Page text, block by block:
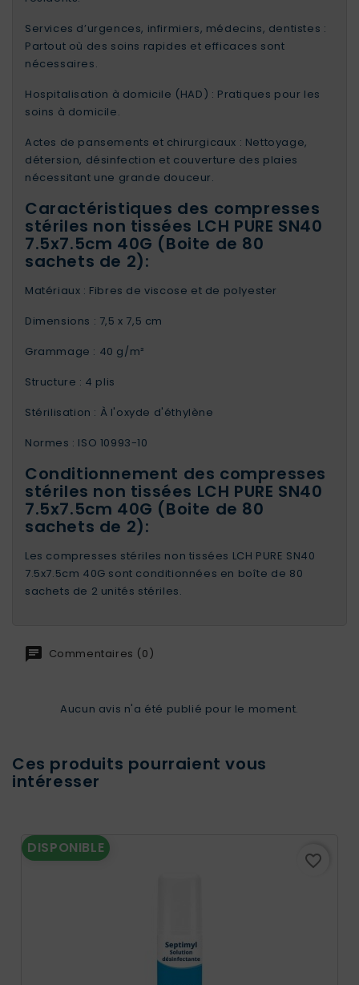
Services d’urgences, infirmiers, médecins, dentistes :
Partout où des soins rapides et efficaces sont
nécessaires.
Hospitalisation à domicile (HAD) : Pratiques pour les
soins à domicile.
Actes de pansements et chirurgicaux : Nettoyage,
détersion, désinfection et couverture des plaies
nécessitant une grande douceur.
Caractéristiques des compresses
stériles non tissées LCH PURE SN40
7.5x7.5cm 40G (Boite de 80
sachets de 2):
Matériaux : Fibres de viscose et de polyester
Dimensions : 7,5 x 7,5 cm
Grammage : 40 g/m²
Structure : 4 plis
Stérilisation : À l'oxyde d'éthylène
Normes : ISO 10993-10
Conditionnement des compresses
stériles non tissées LCH PURE SN40
7.5x7.5cm 40G (Boite de 80
sachets de 2):
Les compresses stériles non tissées LCH PURE SN40
7.5x7.5cm 40G sont conditionnées en boîte de 80
sachets de 2 unités stériles.
Commentaires (0)
Aucun avis n'a été publié pour le moment.
Ces produits pourraient vous
intéresser
DISPONIBLE
favorite_border